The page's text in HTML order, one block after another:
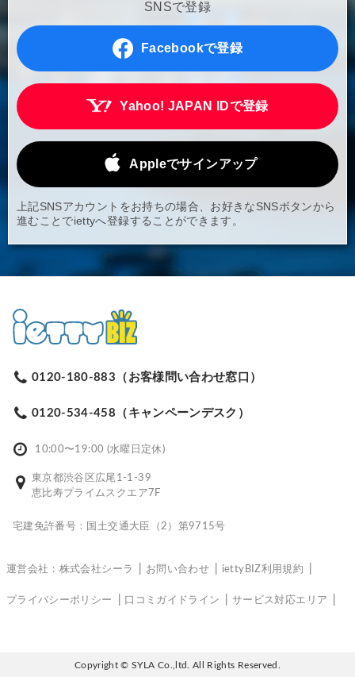
SNSで登録
Facebookで登録
Yahoo! JAPAN IDで登録
Appleでサインアップ
上記SNSアカウントをお持ちの場合、お好きなSNSボタンから
進むことでiettyへ登録することができます。
0120-180-883（お客様問い合わせ窓口）
0120-534-458（キャンペーンデスク）
10:00〜19:00 (水曜日定休)
東京都渋谷区広尾1-1-39
恵比寿プライムスクエア7F
宅建免許番号：国土交通大臣（2）第9715号
運営会社：株式会社シーラ お問い合わせ iettyBIZ利用規約
プライバシーポリシー 口コミガイドライン サービス対応エリア
Copyright © SYLA Co.,ltd. All Rights Reserved.